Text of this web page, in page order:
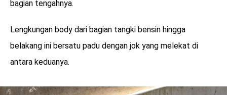
bagian tengahnya.
Lengkungan body dari bagian tangki bensin hingga
belakang ini bersatu padu dengan jok yang melekat di
antara keduanya.